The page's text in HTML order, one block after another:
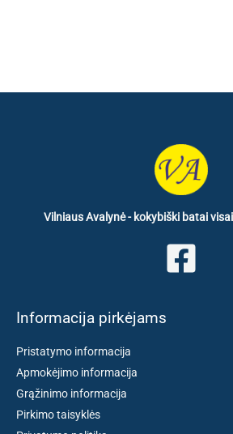
Vilniaus Avalynė - kokybiški batai
Informacija pirkėjams
Pristatymo informacija
Apmokėjimo informacija
Grąžinimo informacija
Pirkimo taisyklės